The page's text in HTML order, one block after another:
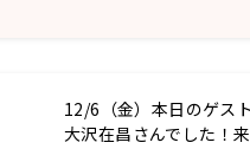
12/6（金）本日のゲス
大沢在昌さんでした！